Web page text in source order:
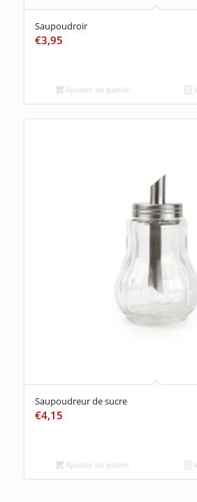
Saupoudroir
€3,95
Ajouter au panier
Saupoudreur de sucre
€4,15
Ajouter au panier